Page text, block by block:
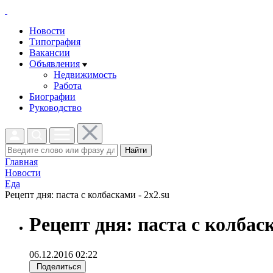
Новости
Типография
Вакансии
Объявления
Недвижимость
Работа
Биографии
Руководство
Найти
Главная
Новости
Еда
Рецепт дня: паста с колбасками - 2x2.su
Рецепт дня: паста с
06.12.2016 02:22
Поделиться